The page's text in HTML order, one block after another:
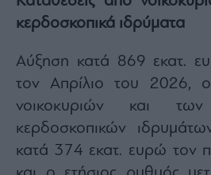
κερδοσκοπικά ιδρύματα
Αύξηση κατά 869 εκατ.
τον Απρίλιο του 2026,
νοικοκυριών και
κερδοσκοπικών
κατά 374 εκατ. ευρώ τον